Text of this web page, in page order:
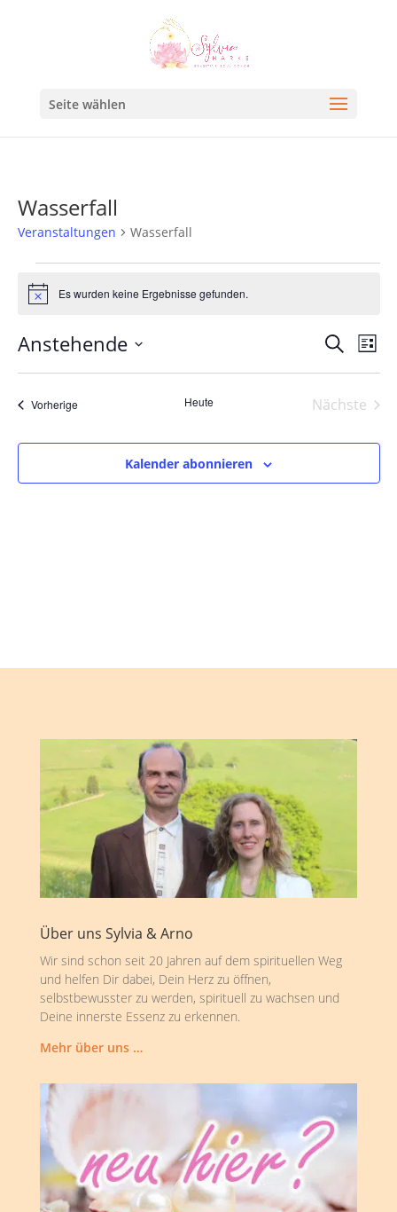
Seite wählen
Wasserfall
Veranstaltungen Wasserfall
HinweisEs wurden keine Ergebnisse gefunden.
Suche
und
SucheListe
Anstehende
Datum
wählen.
VorherigeVeranstaltungen Heute
Nächste
Kalender abonnieren
Über uns Sylvia & Arno
Wir sind schon seit 20 Jahren auf dem spirituellen Weg
und helfen Dir dabei, Dein Herz zu öffnen,
selbstbewusster zu werden, spirituell zu wachsen und
Deine innerste Essenz zu erkennen.
Mehr über uns …